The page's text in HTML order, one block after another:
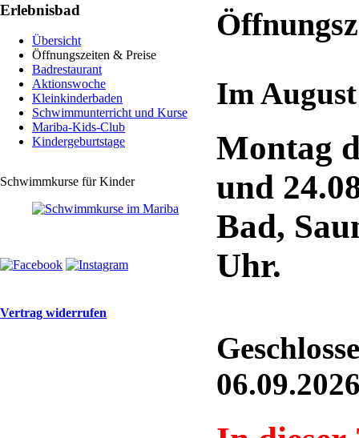
Erlebnisbad
Übersicht
Öffnungszeiten & Preise
Badrestaurant
Aktionswoche
Kleinkinderbaden
Schwimmunterricht und Kurse
Mariba-Kids-Club
Kindergeburtstage
Schwimmkurse für Kinder
Vertrag widerrufen
Im
Montag
und
Bad,
Uhr.